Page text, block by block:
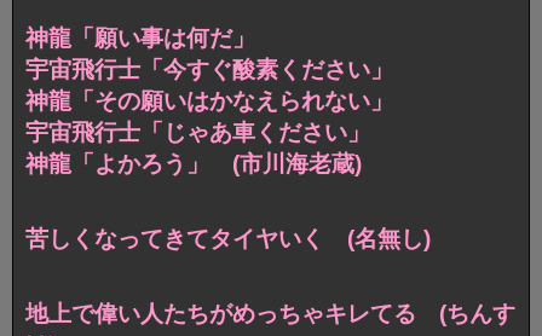
神龍「願い事は何だ」
宇宙飛行士「今すぐ酸素ください」
神龍「その願いはかなえられない」
宇宙飛行士「じゃあ車ください」
神龍「よかろう」 (市川海老蔵)
苦しくなってきてタイヤいく (名無し)
地上で偉い人たちがめっちゃキレてる (ちんす